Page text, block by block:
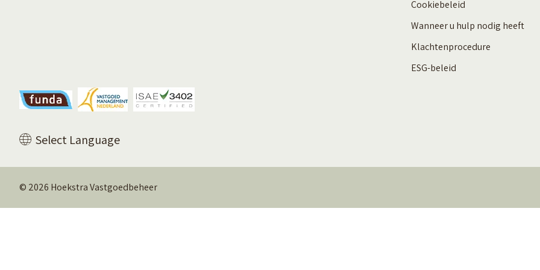
Cookiebeleid
Wanneer u hulp nodig heeft
Klachtenprocedure
ESG-beleid
Vertaal deze pagina
Select Language
© 2026 Hoekstra Vastgoedbeheer